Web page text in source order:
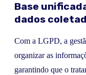
Base
dados
Com a LGPD, a
organizar as
garantindo que o